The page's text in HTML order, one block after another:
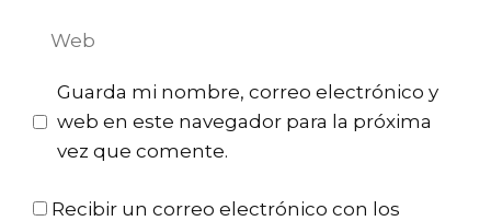
Web
Guarda mi nombre, correo electrónico y
web en este navegador para la próxima
vez que comente.
Recibir un correo electrónico con los